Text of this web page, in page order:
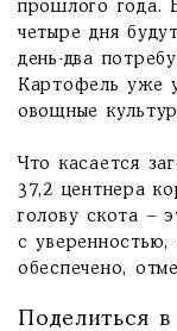
прошлого года.
четыре дня
день-два
Картофель уже
овощные
Что касается
37,2 центнера
голову скота –
с
обеспечено,
Поделиться в